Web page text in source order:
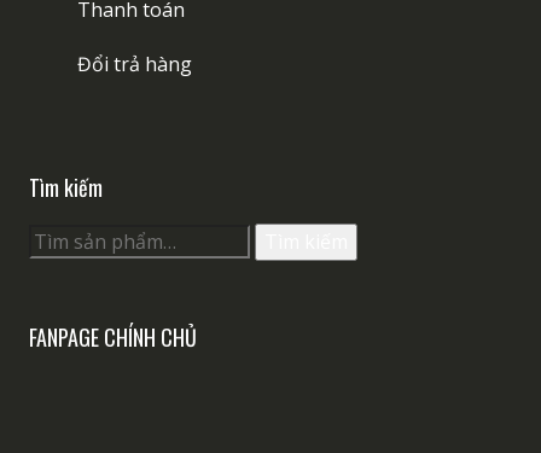
Thanh toán
Đổi trả hàng
Tìm kiếm
Tìm
kiếm:
FANPAGE CHÍNH CHỦ